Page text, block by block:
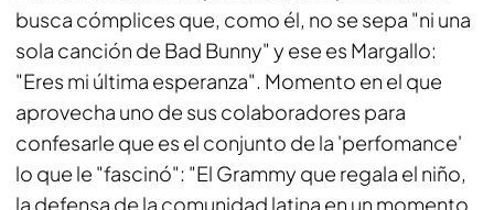
busca cómplices que, como él, no se sepa "ni una
sola canción de Bad Bunny" y ese es Margallo:
"Eres mi última esperanza". Momento en el que
aprovecha uno de sus colaboradores para
confesarle que es el conjunto de la 'perfomance'
lo que le "fascinó": "El Grammy que regala el niño,
la defensa de la comunidad latina en un momento